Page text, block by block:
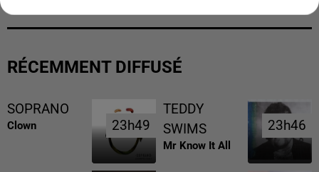
RÉCEMMENT DIFFUSÉ
SOPRANO
Clown 23h49
23h49
TEDDY
SWIMS
Mr Know It All
23h46
23h46